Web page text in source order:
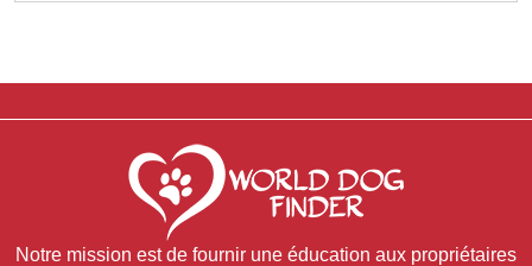
Notre mission est de fournir une éducation aux propriétaires